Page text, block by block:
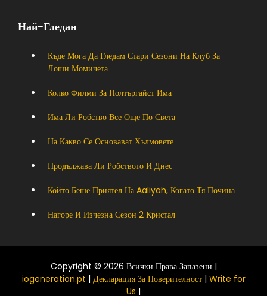
Най-Гледан
Къде Мога Да Гледам Стари Сезони На Клуб За
Лоши Момичета
Колко Филми За Полтъргайст Има
Има Ли Робство Все Още По Света
На Какво Се Основават Хълмовете
Продължава Ли Робството И Днес
Който Беше Приятел На Aaliyah, Когато Тя Почина
Нагоре И Изчезна Сезон 2 Кристал
Copyright © 2026 Всички Права Запазени |
iogeneration.pt | Декларация За Поверителност| Write for
Us |